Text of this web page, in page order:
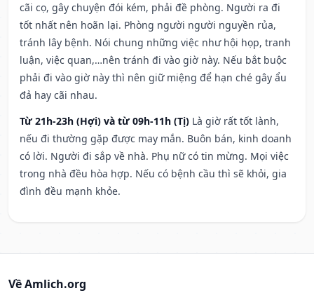
cãi cọ, gây chuyện đói kém, phải đề phòng. Người ra đi
tốt nhất nên hoãn lại. Phòng người người nguyền rủa,
tránh lây bệnh. Nói chung những việc như hội họp, tranh
luận, việc quan,…nên tránh đi vào giờ này. Nếu bắt buộc
phải đi vào giờ này thì nên giữ miệng để hạn ché gây ẩu
đả hay cãi nhau.
Từ 21h-23h (Hợi) và từ 09h-11h (Tị) Là giờ rất tốt lành,
nếu đi thường gặp được may mắn. Buôn bán, kinh doanh
có lời. Người đi sắp về nhà. Phụ nữ có tin mừng. Mọi việc
trong nhà đều hòa hợp. Nếu có bệnh cầu thì sẽ khỏi, gia
đình đều mạnh khỏe.
Về Amlich.org